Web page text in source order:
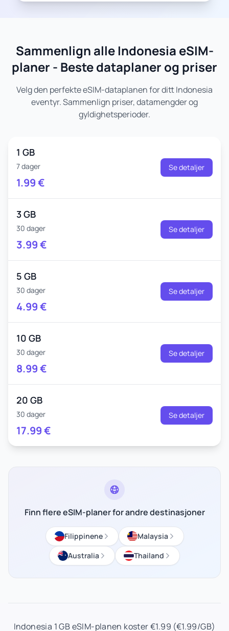
Sammenlign alle Indonesia eSIM-
planer - Beste dataplaner og priser
Velg den perfekte eSIM-dataplanen for ditt Indonesia
eventyr. Sammenlign priser, datamengder og
gyldighetsperioder.
1 GB
7 dager
1.99€
Se detaljer
3 GB
30 dager
3.99€
Se detaljer
5 GB
30 dager
4.99€
Se detaljer
10 GB
30 dager
8.99€
Se detaljer
20 GB
30 dager
17.99€
Se detaljer
Finn flere eSIM-planer for andre destinasjoner
Filippinene
Malaysia
Australia
Thailand
Indonesia 1 GB eSIM-planen koster €1.99 (€1.99/GB)